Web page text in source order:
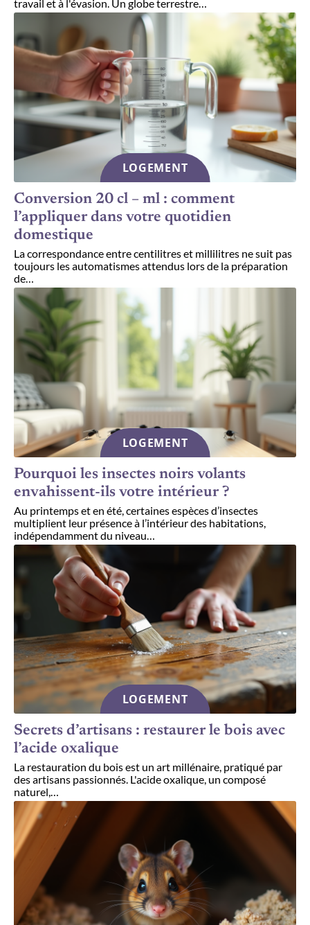
travail et à l'évasion. Un globe terrestre…
LOGEMENT
Conversion 20 cl – ml : comment
l’appliquer dans votre quotidien
domestique
La correspondance entre centilitres et millilitres ne suit pas
toujours les automatismes attendus lors de la préparation
de
LOGEMENT
Pourquoi les insectes noirs volants
envahissent-ils votre intérieur ?
Au printemps et en été, certaines espèces d’insectes
multiplient leur présence à l’intérieur des habitations,
indépendamment du niveau
LOGEMENT
Secrets d’artisans : restaurer le bois avec
l’acide oxalique
La restauration du bois est un art millénaire, pratiqué par
des artisans passionnés. L'acide oxalique, un composé
naturel,…